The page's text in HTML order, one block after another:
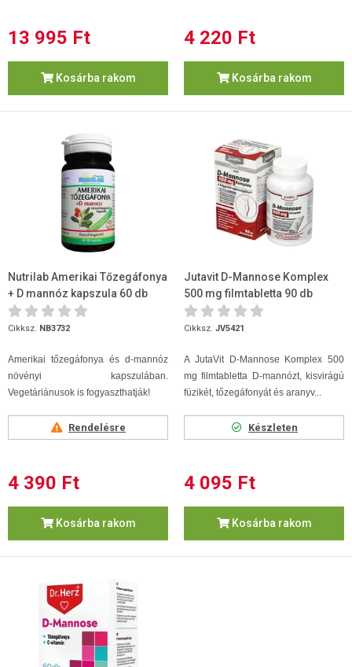
13 995 Ft
Kosárba rakom
4 220 Ft
Kosárba rakom
Nutrilab Amerikai Tőzegáfonya
+ D mannóz kapszula 60 db
Cikksz. NB3732
Amerikai tőzegáfonya és d-mannóz
növényi kapszulában.
Vegetáriánusok is fogyaszthatják!
Rendelésre
4 390 Ft
Kosárba rakom
Jutavit D-Mannose Komplex
500 mg filmtabletta 90 db
Cikksz. JV5421
A JutaVit D-Mannose Komplex 500
mg filmtabletta D-mannózt, kisvirágú
füzikét, tőzegáfonyát és aranyv...
Készleten
4 095 Ft
Kosárba rakom